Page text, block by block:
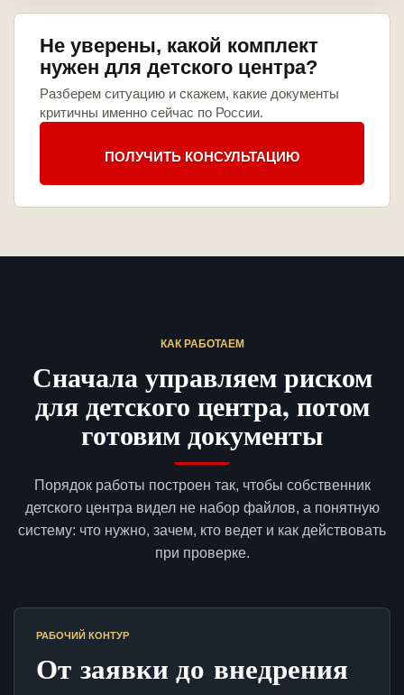
Не уверены, какой комплект
нужен для детского центра?
Разберем ситуацию и скажем, какие документы
критичны именно сейчас по России.
ПОЛУЧИТЬ КОНСУЛЬТАЦИЮ
КАК РАБОТАЕМ
Сначала управляем риском
для детского центра, потом
готовим документы
Порядок работы построен так, чтобы собственник
детского центра видел не набор файлов, а понятную
систему: что нужно, зачем, кто ведет и как действовать
при проверке.
РАБОЧИЙ КОНТУР
От заявки до внедрения